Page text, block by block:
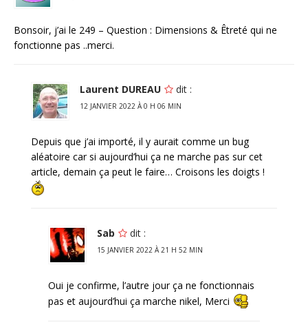
Bonsoir, j’ai le 249 – Question : Dimensions & Êtreté qui ne
fonctionne pas ..merci.
Laurent DUREAU dit :
12 JANVIER 2022 À 0 H 06 MIN
Depuis que j’ai importé, il y aurait comme un bug
aléatoire car si aujourd’hui ça ne marche pas sur cet
article, demain ça peut le faire… Croisons les doigts !
Sab dit :
15 JANVIER 2022 À 21 H 52 MIN
Oui je confirme, l’autre jour ça ne fonctionnais
pas et aujourd’hui ça marche nikel, Merci